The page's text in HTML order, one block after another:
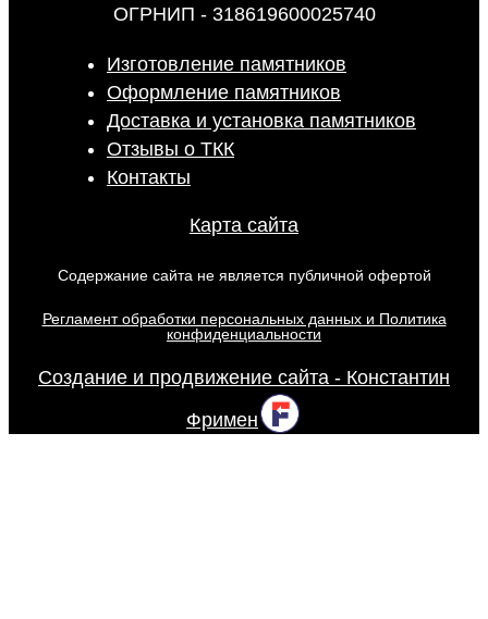
ОГРНИП - 318619600025740
Изготовление памятников
Оформление памятников
Доставка и установка памятников
Отзывы о ТКК
Контакты
Карта сайта
Содержание сайта не является публичной офертой
Регламент обработки персональных данных и Политика
конфиденциальности
Создание и продвижение сайта - Константин
Фримен